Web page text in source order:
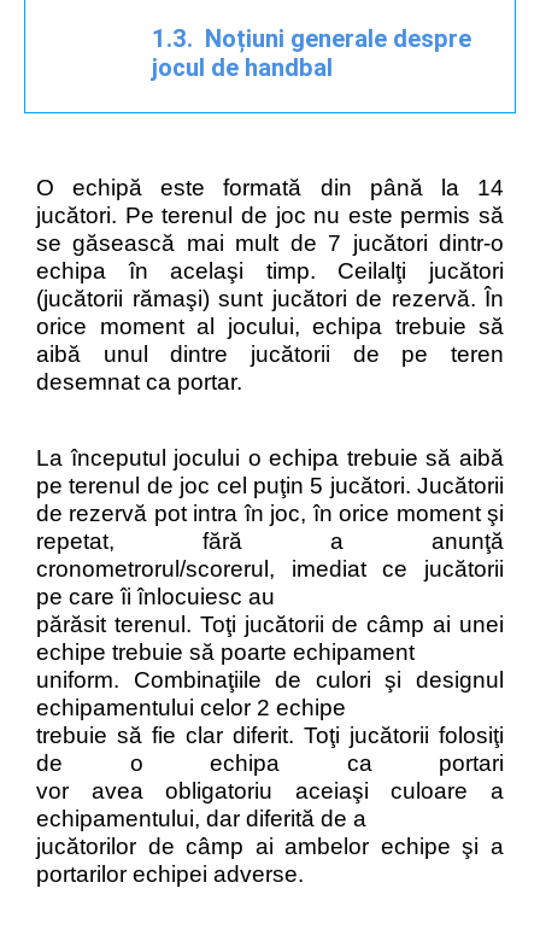
cadrul cluburilor sportive şi liceelor cu program
de educaţie fizică şi sport.
1.3. Noțiuni generale despre
jocul de handbal
O echipă
este formată din până la 14
jucători. Pe terenul de joc nu este permis să
se găsească mai mult de 7 jucători dintr-o
echipa în acelaşi timp. Ceilalţi jucători
(jucătorii rămaşi) sunt jucători de rezervă. În
orice moment al jocului, echipa trebuie să
aibă unul dintre jucătorii de pe teren
desemnat ca portar.
La începutul jocului o echipa trebuie să aibă
pe terenul de joc cel puţin 5 jucători. Jucătorii
de rezervă pot intra în joc, în orice moment şi
repetat, fără a anunţă
cronometrorul/scorerul,
imediat ce jucătorii
pe care îi înlocuiesc au
părăsit terenul. Toţi jucătorii de câmp ai unei
echipe trebuie să poarte echipament
uniform. Combinaţiile de culori şi designul
echipamentului celor 2 echipe
trebuie să fie clar diferit. Toţi jucătorii folosiţi
de o echipa
ca portari
vor avea obligatoriu aceiaşi culoare
a
echipamentului, dar diferită de a
jucătorilor de câmp ai ambelor echipe şi a
portarilor echipei adverse.